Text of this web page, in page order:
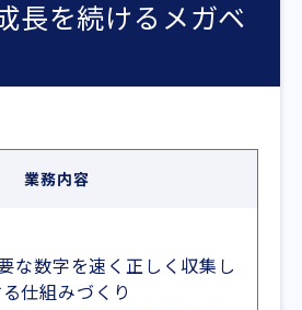
長を続けるメガベ
業務内容
な数字を速く正しく収集し
仕組みづくり